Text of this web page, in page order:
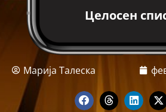
Целосен
Марија Талеска